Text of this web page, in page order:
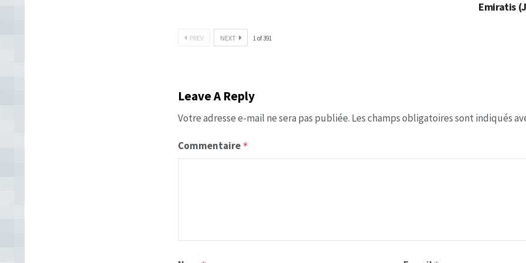
Emiratis
PREV NEXT 1 of391
Leave A Reply
Votre adresse e-mail ne sera pas publiée. Les champs obligatoires sont indiqués
Commentaire *